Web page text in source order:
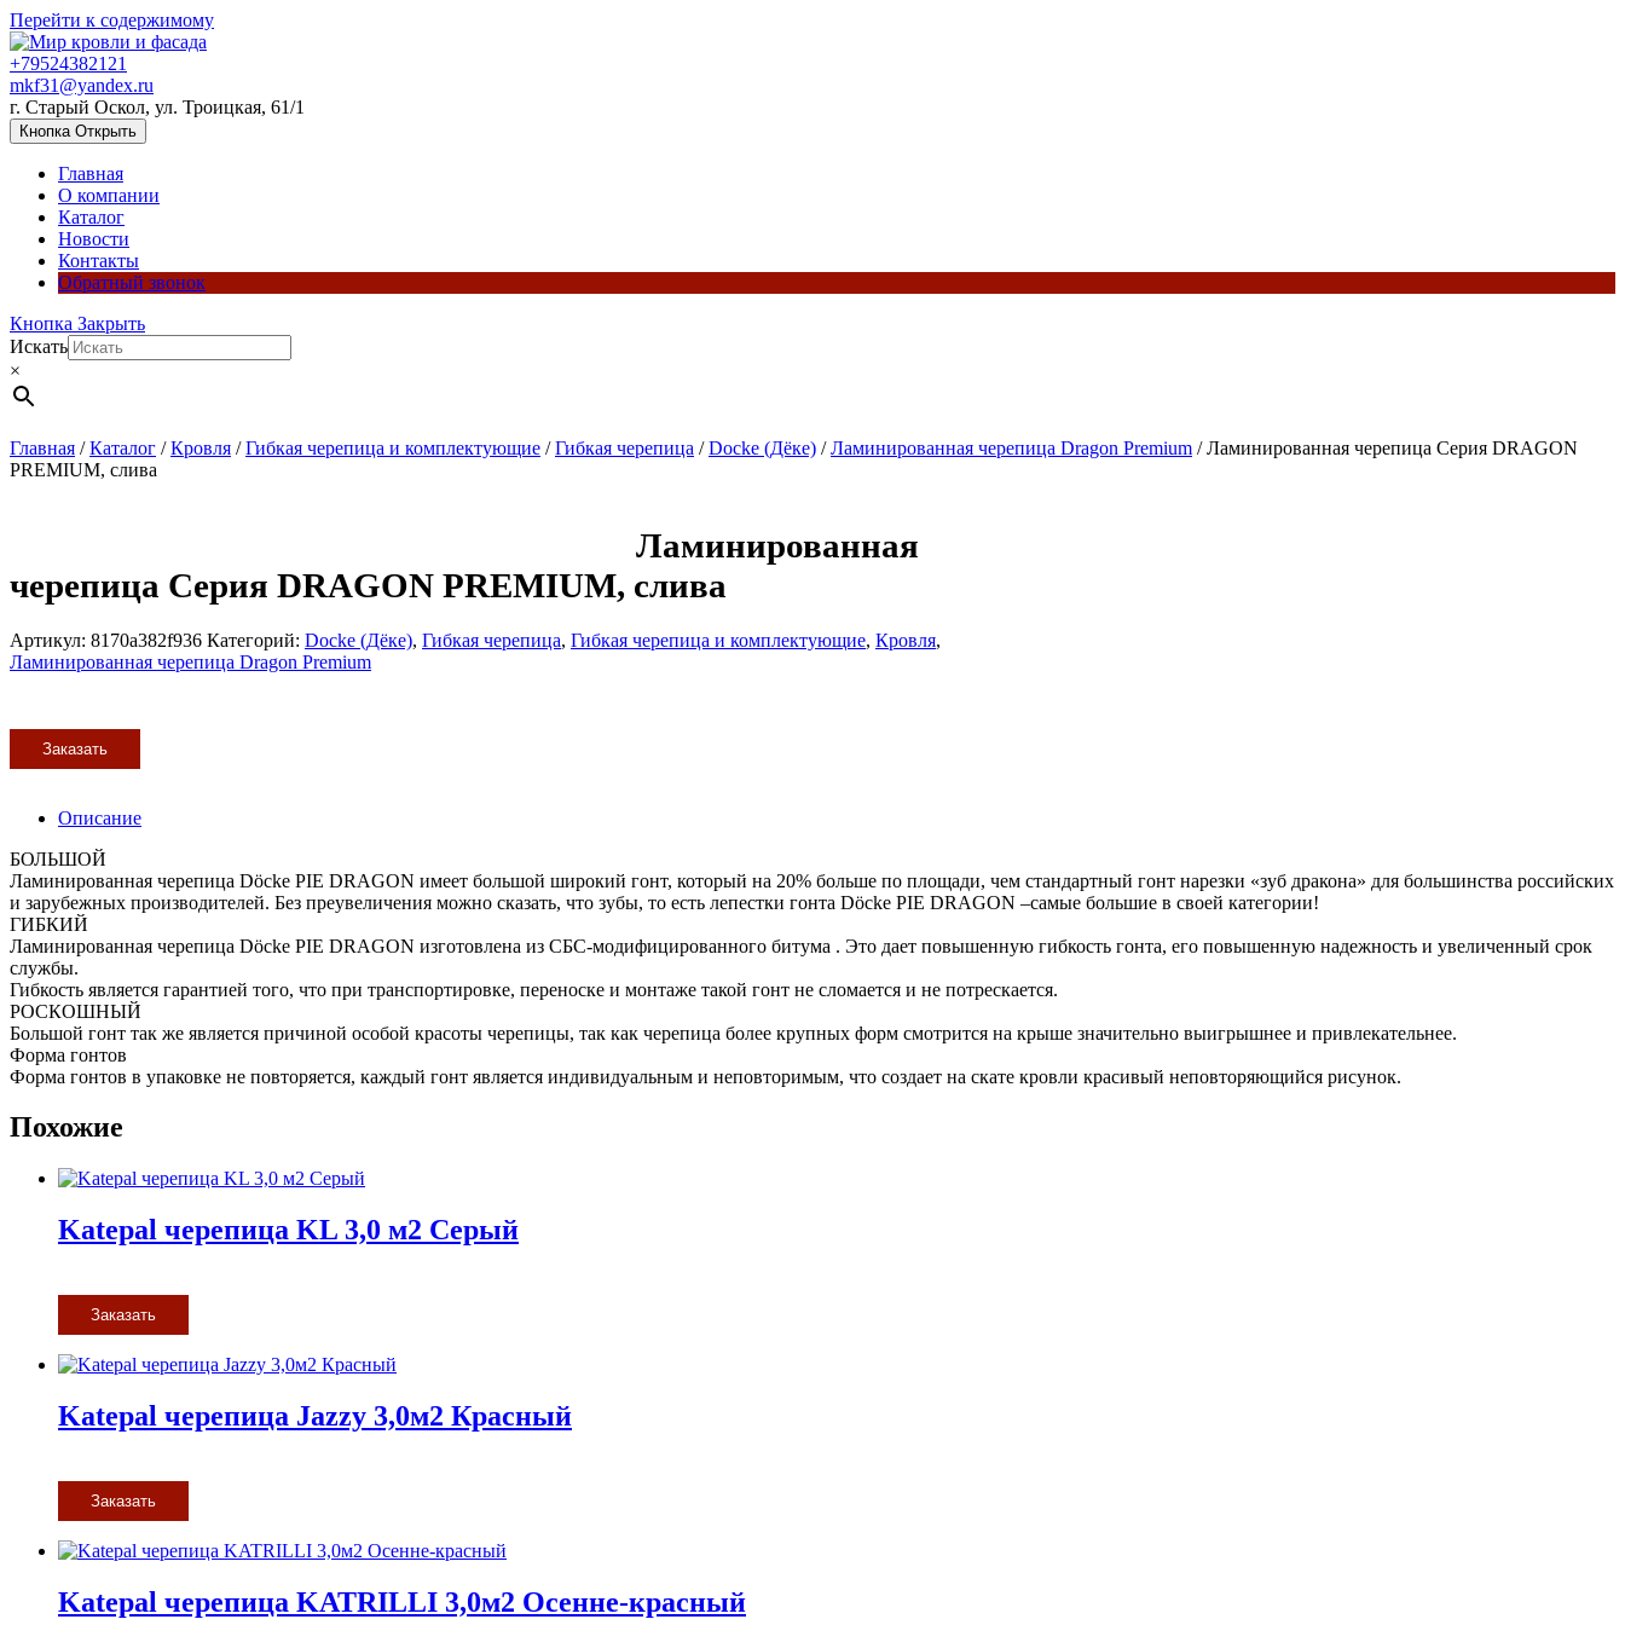
Перейти к содержимому
+79524382121
mkf31@yandex.ru
г. Старый Оскол, ул. Троицкая, 61/1
Кнопка Открыть
Главная
О компании
Каталог
Новости
Контакты
Обратный звонок
Кнопка Закрыть
Искать
×
Главная /Каталог /Кровля /Гибкая черепица и комплектующие /Гибкая черепица /Docke (Дёке) /Ламинированная черепица Dragon Premium / Ламинированная черепица Серия DRAGON
PREMIUM, слива
Ламинированная
черепица Серия DRAGON PREMIUM, слива
Артикул: 8170a382f936 Категорий: Docke (Дёке), Гибкая черепица, Гибкая черепица и комплектующие, Кровля,
Ламинированная черепица Dragon Premium
Заказать
Описание
БОЛЬШОЙ
Ламинированная черепица Dӧcke PIE DRAGON имеет большой широкий гонт, который на 20% больше по площади, чем стандартный гонт нарезки «зуб дракона» для большинства российских
и зарубежных производителей. Без преувеличения можно сказать, что зубы, то есть лепестки гонта Dӧcke PIE DRAGON –самые большие в своей категории!
ГИБКИЙ
Ламинированная черепица Dӧcke PIE DRAGON изготовлена из СБС-модифицированного битума . Это дает повышенную гибкость гонта, его повышенную надежность и увеличенный срок
службы.
Гибкость является гарантией того, что при транспортировке, переноске и монтаже такой гонт не сломается и не потрескается.
РОСКОШНЫЙ
Большой гонт так же является причиной особой красоты черепицы, так как черепица более крупных форм смотрится на крыше значительно выигрышнее и привлекательнее.
Форма гонтов
Форма гонтов в упаковке не повторяется, каждый гонт является индивидуальным и неповторимым, что создает на скате кровли красивый неповторяющийся рисунок.
Похожие
Katepal черепица KL 3,0 м2 Серый
Заказать
Katepal черепица Jazzy 3,0м2 Красный
Заказать
Katepal черепица KATRILLI 3,0м2 Осенне-красный